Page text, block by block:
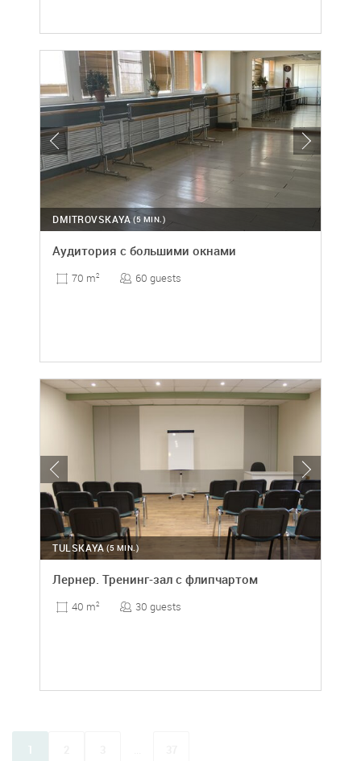
(5 MIN.)
DMITROVSKAYA
Аудитория с большими окнами
70 m2 60 guests
(5 MIN.)
TULSKAYA
Лернер. Тренинг-зал с флипчартом
40 m2 30 guests
1